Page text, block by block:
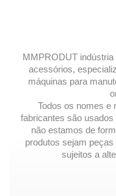
MMPRODUT
acessórios,
máquinas para
Todos os nomes e
fabricantes são
não estamos de
produtos sejam
sujeitos a